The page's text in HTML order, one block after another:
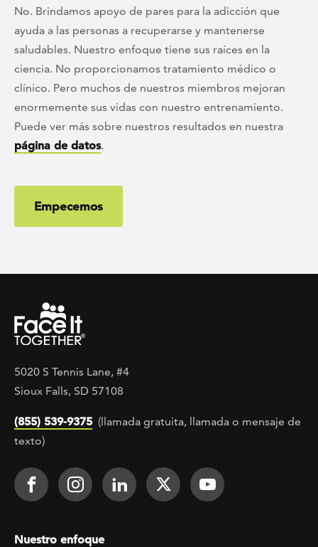
No. Brindamos apoyo de pares para la adicción que
ayuda a las personas a recuperarse y mantenerse
saludables. Nuestro enfoque tiene sus raíces en la
ciencia. No proporcionamos tratamiento médico o
clínico. Pero muchos de nuestros miembros mejoran
enormemente sus vidas con nuestro entrenamiento.
Puede ver más sobre nuestros resultados en nuestra
página de datos.
Empecemos
5020 S Tennis Lane, #4
Sioux Falls, SD 57108
(855) 539-9375 (llamada gratuita, llamada o mensaje de
texto)
Footer Social
Face It TOGETHER on Facebook
Face It TOGETHER on
Face It TOGETHER on
Face ItFace It
Footer menu
Nuestro enfoque